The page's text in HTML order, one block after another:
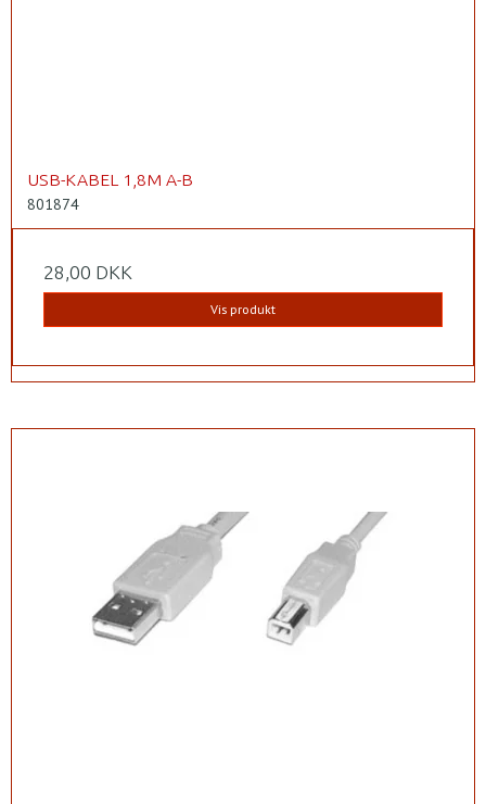
USB-KABEL 1,8M A-B
801874
28,00 DKK
Vis produkt